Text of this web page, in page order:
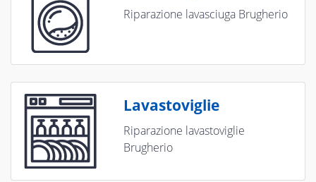
Riparazione lavasciuga Brugherio
Lavastoviglie
Riparazione lavastoviglie
Brugherio